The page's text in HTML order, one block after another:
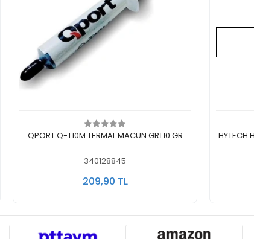
Sepete Ekle
QPORT Q-T10M TERMAL MACUN GRİ 10 GR
340128845
209,90 TL
HYTECH HY-